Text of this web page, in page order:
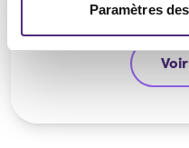
Paramètres